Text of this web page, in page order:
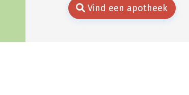
Vind een apotheek